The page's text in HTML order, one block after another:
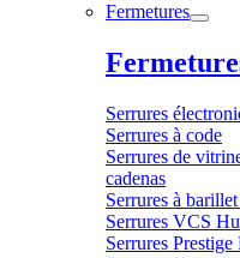
Fermetures
Serrures
Serrures à code
Serrures de
cadenas
Serrures à
Serrures VCS
Serrures